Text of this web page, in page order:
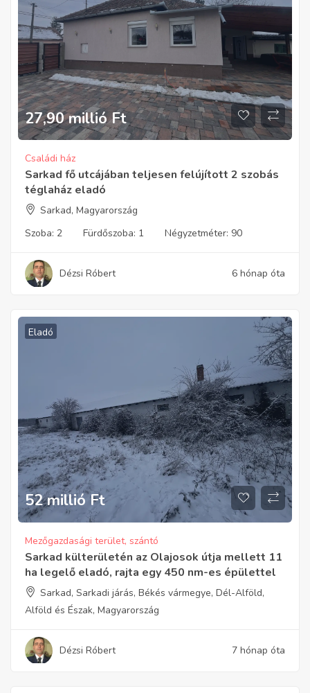
27,90 millió Ft
Családi ház
Sarkad fő utcájában teljesen felújított 2 szobás
téglaház eladó
Sarkad, Magyarország
Szoba: 2 Fürdőszoba: 1 Négyzetméter: 90
Dézsi Róbert 6 hónap óta
Eladó
52 millió Ft
Mezőgazdasági terület, szántó
Sarkad külterületén az Olajosok útja mellett 11
ha legelő eladó, rajta egy 450 nm-es épülettel
Sarkad, Sarkadi járás, Békés vármegye, Dél-Alföld,
Alföld és Észak, Magyarország
Dézsi Róbert 7 hónap óta